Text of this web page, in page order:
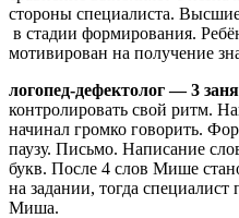
стороны специалиста.
в стадии формирования.
мотивирован на получение
логопед-дефектолог — 3
контролировать свой ритм.
начинал громко говорить.
паузу. Письмо. Написание
букв. После 4 слов Мише
на задании, тогда
Миша.